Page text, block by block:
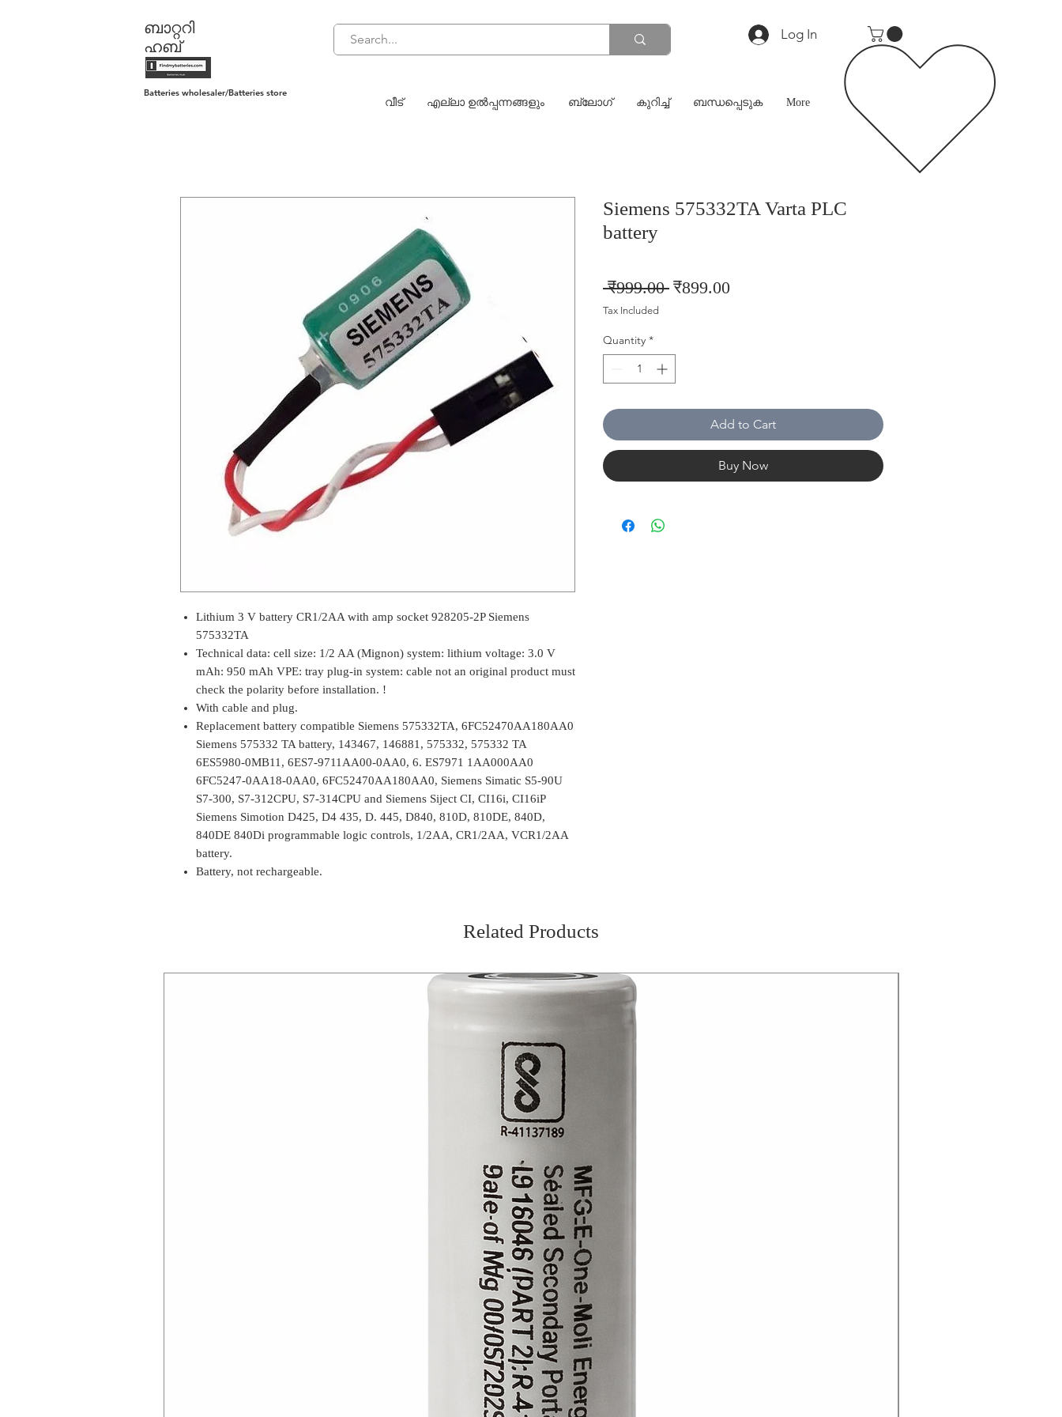
ബാറ്ററി
ഹബ്
Log In
വീട് എല്ലാ ഉൽപ്പന്നങ്ങളും ബ്ലോഗ് കുറിച്ച് ബന്ധപ്പെടുക More
Batteries wholesaler/Batteries store
Lithium 3 V battery CR1/2AA with amp socket 928205-2P Siemens
575332TA
Technical data: cell size: 1/2 AA (Mignon) system: lithium voltage: 3.0 V
mAh: 950 mAh VPE: tray plug-in system: cable not an original product must
check the polarity before installation. !
With cable and plug.
Replacement battery compatible Siemens 575332TA, 6FC52470AA180AA0
Siemens 575332 TA battery, 143467, 146881, 575332, 575332 TA
6ES5980-0MB11, 6ES7-9711AA00-0AA0, 6. ES7971 1AA000AA0
6FC5247-0AA18-0AA0, 6FC52470AA180AA0, Siemens Simatic S5-90U
S7-300, S7-312CPU, S7-314CPU and Siemens Siject CI, CI16i, CI16iP
Siemens Simotion D425, D4 435, D. 445, D840, 810D, 810DE, 840D,
840DE 840Di programmable logic controls, 1/2AA, CR1/2AA, VCR1/2AA
battery.
Battery, not rechargeable.
Siemens 575332TA Varta PLC
battery
₹999.00 Regular
₹899.00Sale
Tax Included
Quantity *
Add to Cart
Buy Now
Related Products